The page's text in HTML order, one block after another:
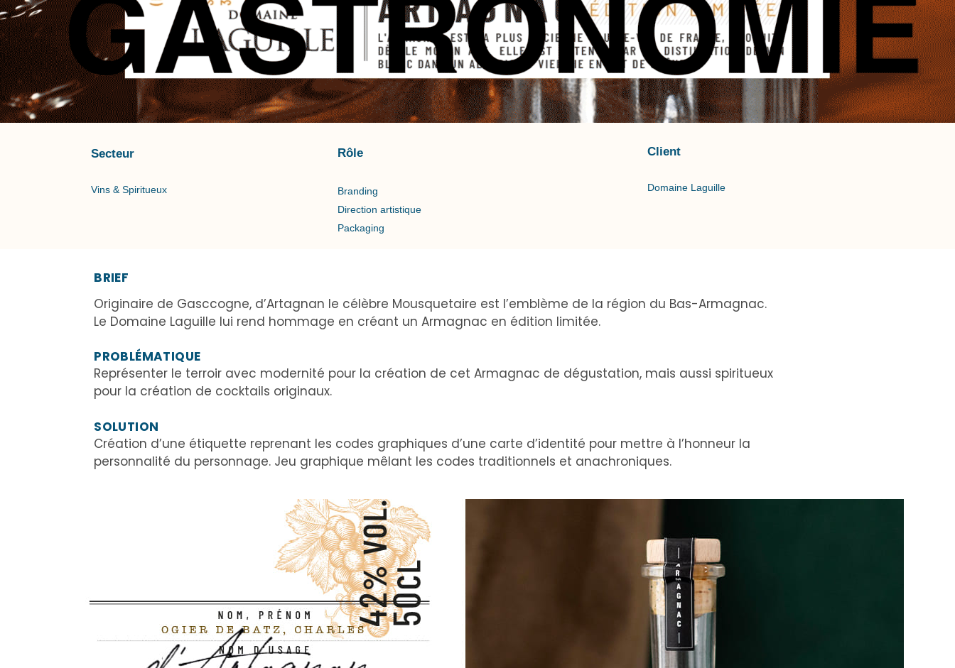
Secteur
Vins & Spiritueux
Rôle
Branding
Direction artistique
Packaging
Client
Domaine Laguille
BRIEF
Originaire de Gasccogne, d’Artagnan le célèbre Mousquetaire est l’emblème de la région du Bas-Armagnac.
Le Domaine Laguille lui rend hommage en créant un Armagnac en édition limitée.
PROBLÉMATIQUE
Représenter le terroir avec modernité pour la création de cet Armagnac de dégustation, mais aussi spiritueux
pour la création de cocktails originaux.
SOLUTION
Création d’une étiquette reprenant les codes graphiques d’une carte d’identité pour mettre à l’honneur la
personnalité du personnage. Jeu graphique mêlant les codes traditionnels et anachroniques.